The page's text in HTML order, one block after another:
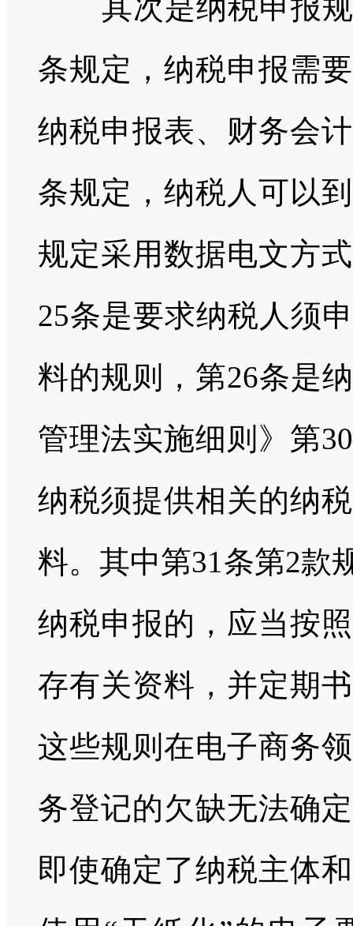
其次是纳税申报
条规定，纳税申报需
纳税申报表、财务会
条规定，纳税人可以
规定采用数据电文方
25条是要求纳税人须
料的规则，第26条是
管理法实施细则》第
纳税须提供相关的纳
料。其中第31条第2款
纳税申报的，应当按
存有关资料，并定期
这些规则在电子商务
务登记的欠缺无法确
即使确定了纳税主体